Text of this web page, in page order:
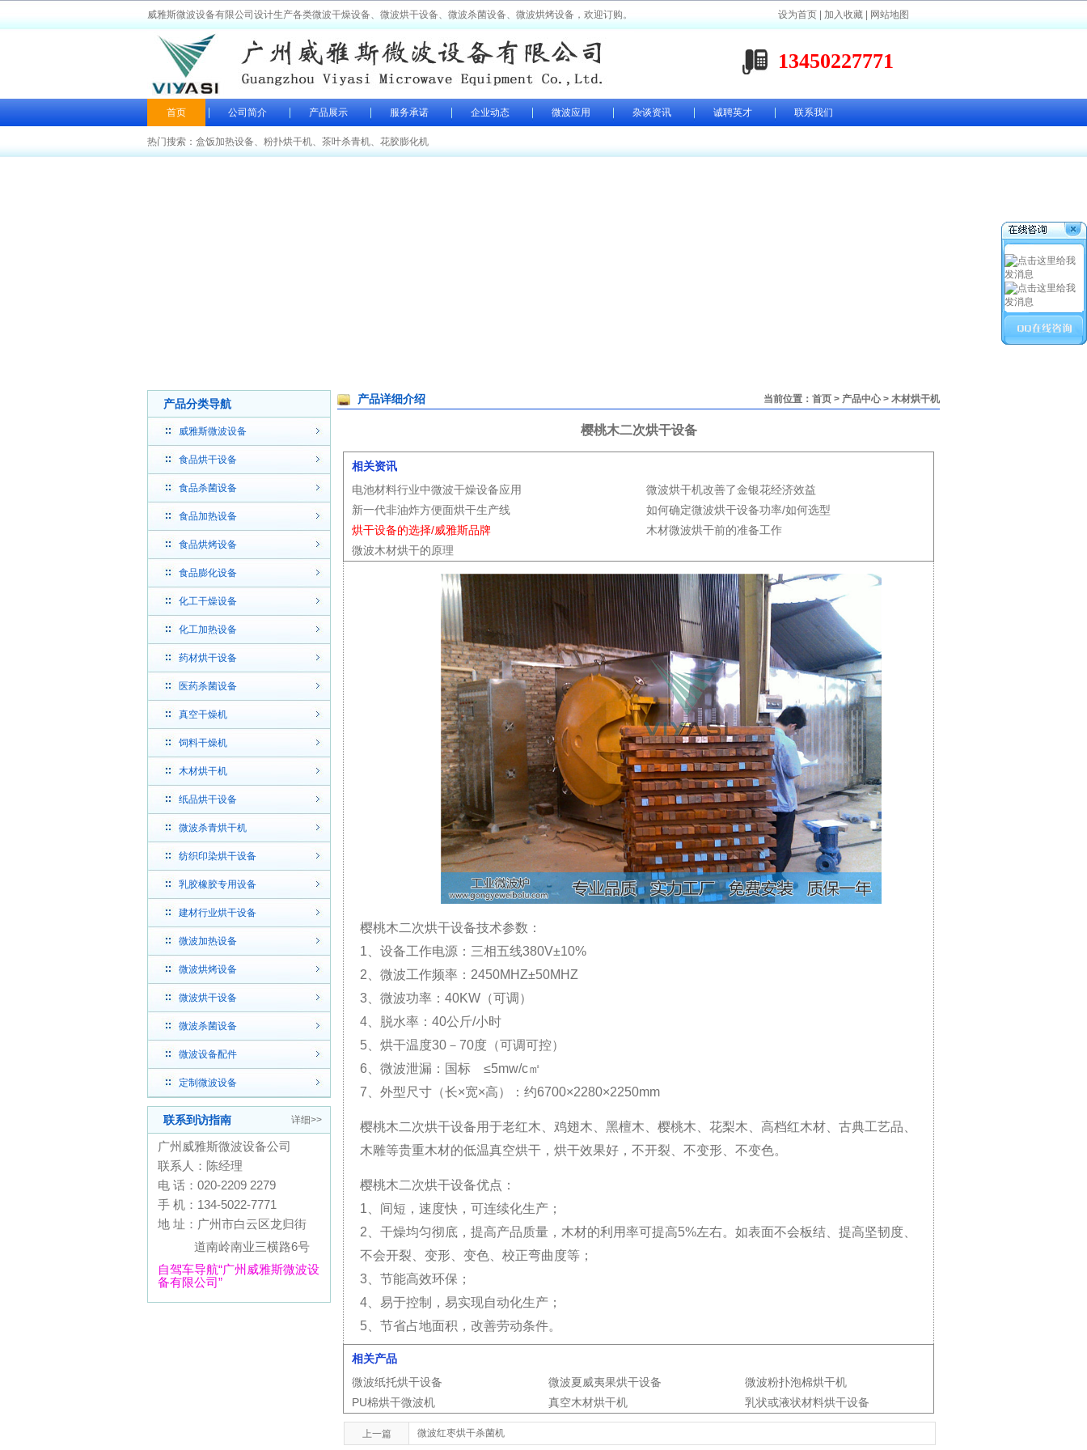
威雅斯微波设备有限公司设计生产各类微波干燥设备、微波烘干设备、微波杀菌设备、微波烘烤设备，欢迎订购。 设为首页 加入收藏 网站地图
13450227771
首页 公司简介 产品展示 服务承诺 企业动态 微波应用 杂谈资讯 诚聘英才 联系我们
热门搜索： 盒饭加热设备、 粉扑烘干机、 茶叶杀青机、 花胶膨化机
产品分类导航
威雅斯微波设备
食品烘干设备
食品杀菌设备
食品加热设备
食品烘烤设备
食品膨化设备
化工干燥设备
化工加热设备
药材烘干设备
医药杀菌设备
真空干燥机
饲料干燥机
木材烘干机
纸品烘干设备
微波杀青烘干机
纺织印染烘干设备
乳胶橡胶专用设备
建材行业烘干设备
微波加热设备
微波烘烤设备
微波烘干设备
微波杀菌设备
微波设备配件
定制微波设备
联系到访指南 详细>>
广州威雅斯微波设备公司
联系人：陈经理
电 话：020-2209 2279
手 机：134-5022-7771
地 址：广州市白云区龙归街
道南岭南业三横路6号
自驾车导航“广州威雅斯微波设
备有限公司”
产品详细介绍 当前位置： 首页 > 产品中心 > 木材烘干机
樱桃木二次烘干设备
相关资讯
电池材料行业中微波干燥设备应用
微波烘干机改善了金银花经济效益
新一代非油炸方便面烘干生产线
如何确定微波烘干设备功率/如何选型
烘干设备的选择/威雅斯品牌
木材微波烘干前的准备工作
微波木材烘干的原理
樱桃木二次烘干设备技术参数：
1、设备工作电源：三相五线380V±10%
2、微波工作频率：2450MHZ±50MHZ
3、微波功率：40KW（可调）
4、脱水率：40公斤/小时
5、烘干温度30－70度（可调可控）
6、微波泄漏：国标 ≤5mw/c㎡
7、外型尺寸（长×宽×高）：约6700×2280×2250mm
樱桃木二次烘干设备用于老红木、鸡翅木、黑檀木、樱桃木、花梨木、高档红木材、古典工艺品、
木雕等贵重木材的低温真空烘干，烘干效果好，不开裂、不变形、不变色。
樱桃木二次烘干设备优点：
1、间短，速度快，可连续化生产；
2、干燥均匀彻底，提高产品质量，木材的利用率可提高5%左右。如表面不会板结、提高坚韧度、
不会开裂、变形、变色、校正弯曲度等；
3、节能高效环保；
4、易于控制，易实现自动化生产；
5、节省占地面积，改善劳动条件。
相关产品
微波纸托烘干设备
微波夏威夷果烘干设备
微波粉扑泡棉烘干机
PU棉烘干微波机
真空木材烘干机 乳状或液状材料烘干设备
上一篇 微波红枣烘干杀菌机